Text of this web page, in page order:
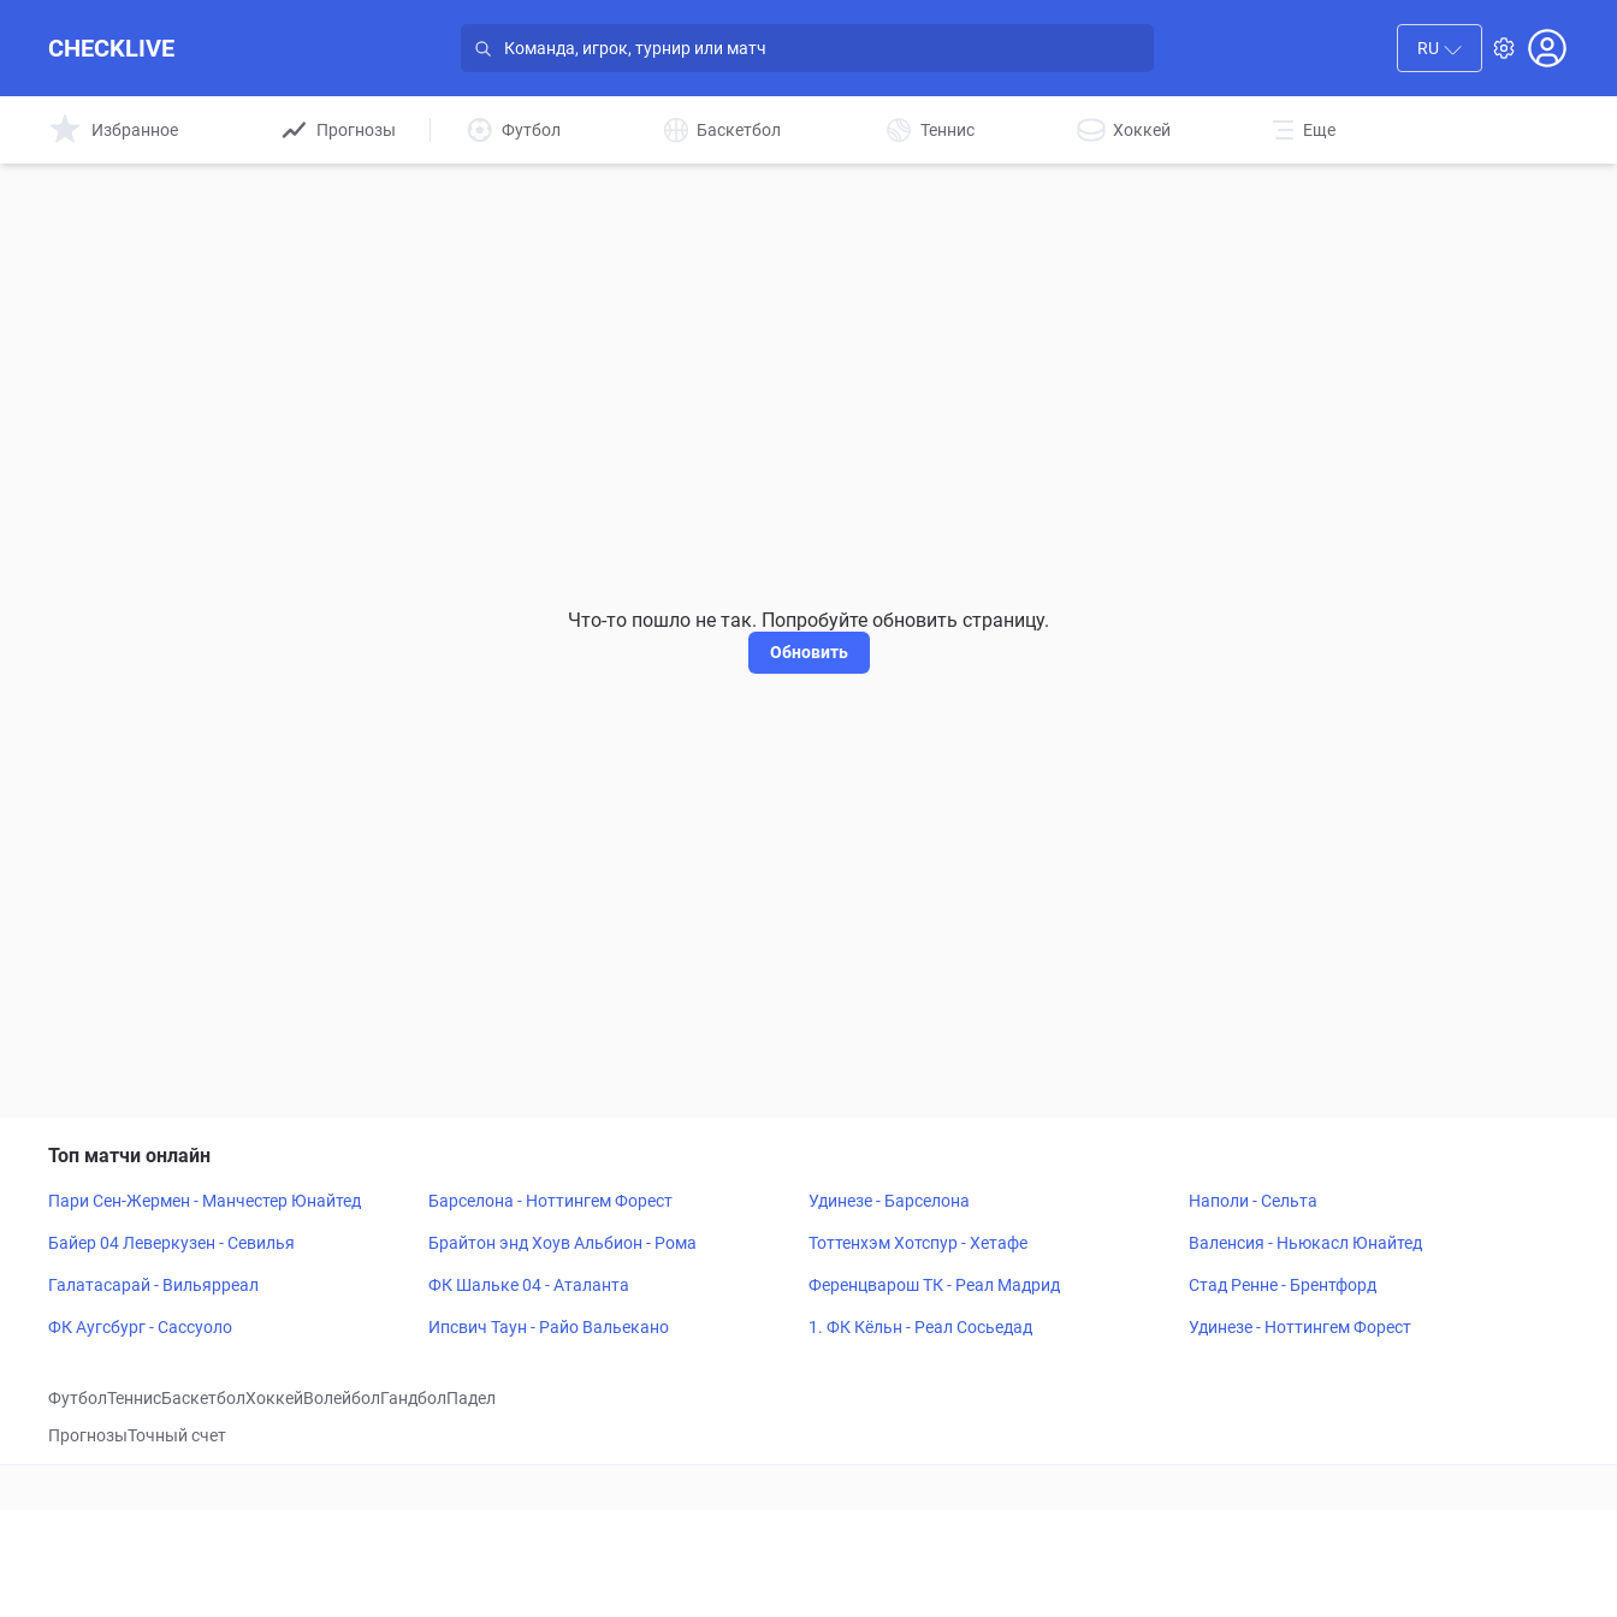
CHECKLIVE RU
Избранное Прогнозы Футбол Баскетбол Теннис Хоккей Еще
Что-то пошло не так. Попробуйте обновить страницу.
Обновить
Топ матчи онлайн
Пари Сен-Жермен - Манчестер Юнайтед Барселона - Ноттингем Форест Удинезе - Барселона Наполи - Сельта
Байер 04 Леверкузен - Севилья Брайтон энд Хоув Альбион - Рома Тоттенхэм Хотспур - Хетафе Валенсия - Ньюкасл Юнайтед
Галатасарай - Вильярреал ФК Шальке 04 - Аталанта Ференцварош ТК - Реал Мадрид Стад Ренне - Брентфорд
ФК Аугсбург - Сассуоло Ипсвич Таун - Райо Вальекано 1. ФК Кёльн - Реал Сосьедад Удинезе - Ноттингем Форест
ФутболТеннисБаскетболХоккейВолейболГандболПадел
ПрогнозыТочный счет